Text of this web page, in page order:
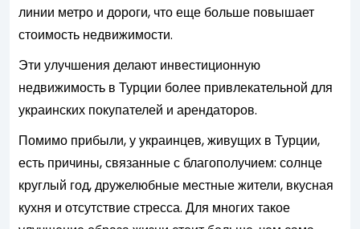
линии метро и дороги, что еще больше повышает
стоимость недвижимости.
Эти улучшения делают инвестиционную
недвижимость в Турции более привлекательной для
украинских покупателей и арендаторов.
Помимо прибыли, у украинцев, живущих в Турции,
есть причины, связанные с благополучием: солнце
круглый год, дружелюбные местные жители, вкусная
кухня и отсутствие стресса. Для многих такое